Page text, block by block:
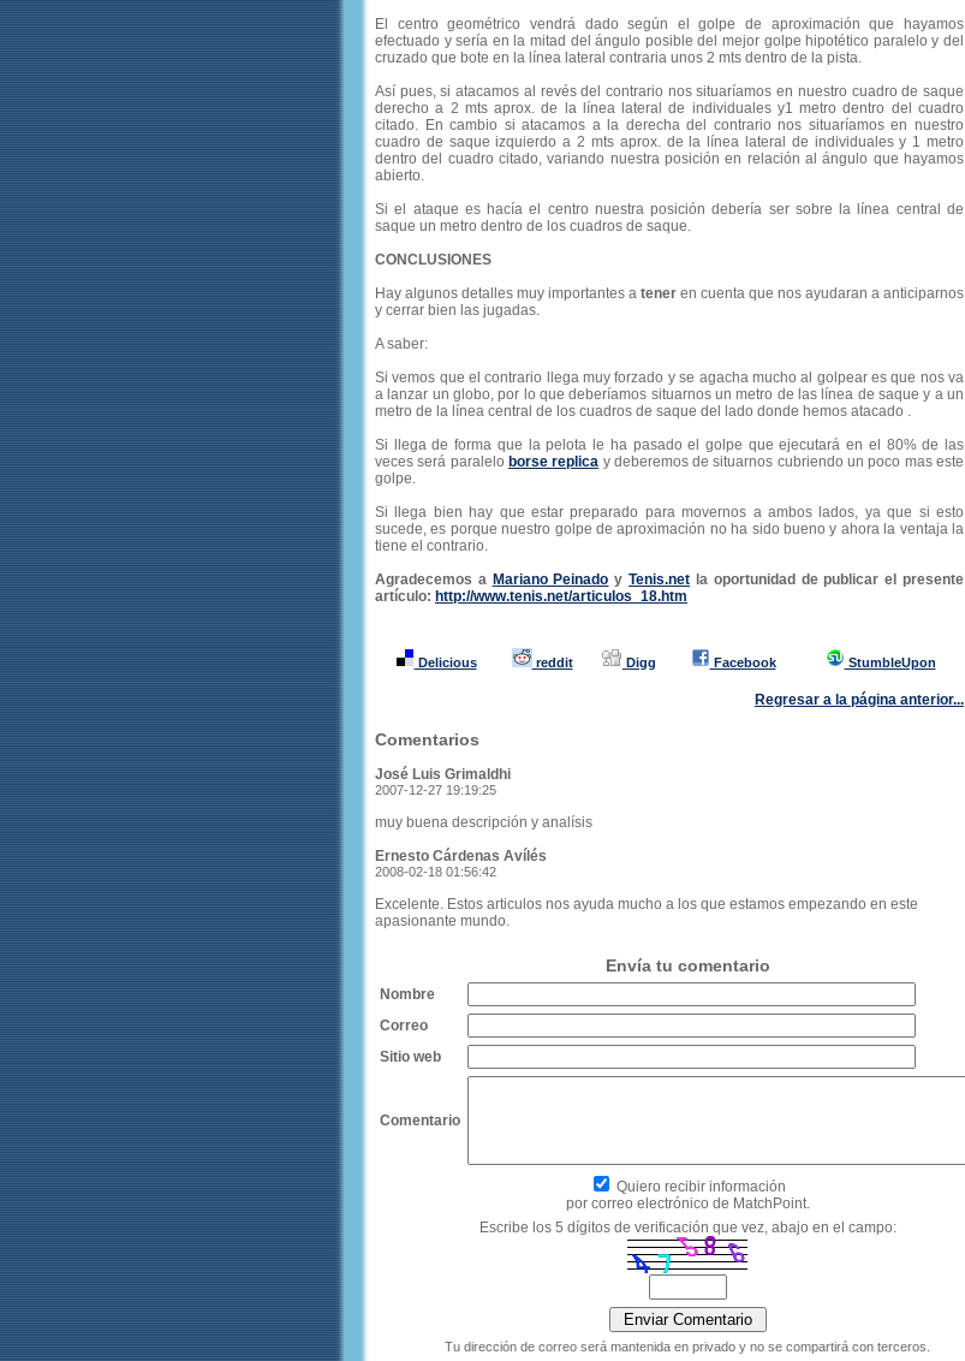
El centro geométrico vendrá dado según el golpe de aproximación que hayamos
efectuado y sería en la mitad del ángulo posible del mejor golpe hipotético paralelo y del
cruzado que bote en la línea lateral contraria unos 2 mts dentro de la pista.
Así pues, si atacamos al revés del contrario nos situaríamos en nuestro cuadro de saque
derecho a 2 mts aprox. de la línea lateral de individuales y1 metro dentro del cuadro
citado. En cambio si atacamos a la derecha del contrario nos situaríamos en nuestro
cuadro de saque izquierdo a 2 mts aprox. de la línea lateral de individuales y 1 metro
dentro del cuadro citado, variando nuestra posición en relación al ángulo que hayamos
abierto.
Si el ataque es hacía el centro nuestra posición debería ser sobre la línea central de
saque un metro dentro de los cuadros de saque.
CONCLUSIONES
Hay algunos detalles muy importantes a tener en cuenta que nos ayudaran a anticiparnos
y cerrar bien las jugadas.
A saber:
Si vemos que el contrario llega muy forzado y se agacha mucho al golpear es que nos va
a lanzar un globo, por lo que deberíamos situarnos un metro de las línea de saque y a un
metro de la línea central de los cuadros de saque del lado donde hemos atacado .
Si llega de forma que la pelota le ha pasado el golpe que ejecutará en el 80% de las
veces será paralelo borse replica y deberemos de situarnos cubriendo un poco mas este
golpe.
Si llega bien hay que estar preparado para movernos a ambos lados, ya que si esto
sucede, es porque nuestro golpe de aproximación no ha sido bueno y ahora la ventaja la
tiene el contrario.
Agradecemos a Mariano Peinado yTenis.net la oportunidad de publicar el presente
artículo: http://www.tenis.net/articulos_18.htm
Delicious reddit Digg Facebook StumbleUpon
Regresar a la página anterior...
Comentarios
José Luis Grimaldhi
2007-12-27 19:19:25
muy buena descripción y analísis
Ernesto Cárdenas Avílés
2008-02-18 01:56:42
Excelente. Estos articulos nos ayuda mucho a los que estamos empezando en este
apasionante mundo.
Envía tu comentario
Nombre
Correo
Sitio web
Comentario
Quiero recibir información
por correo electrónico de MatchPoint.
Escribe los 5 dígitos de verificación que vez, abajo en el campo:
Tu dirección de correo será mantenida en privado y no se compartirá con terceros.